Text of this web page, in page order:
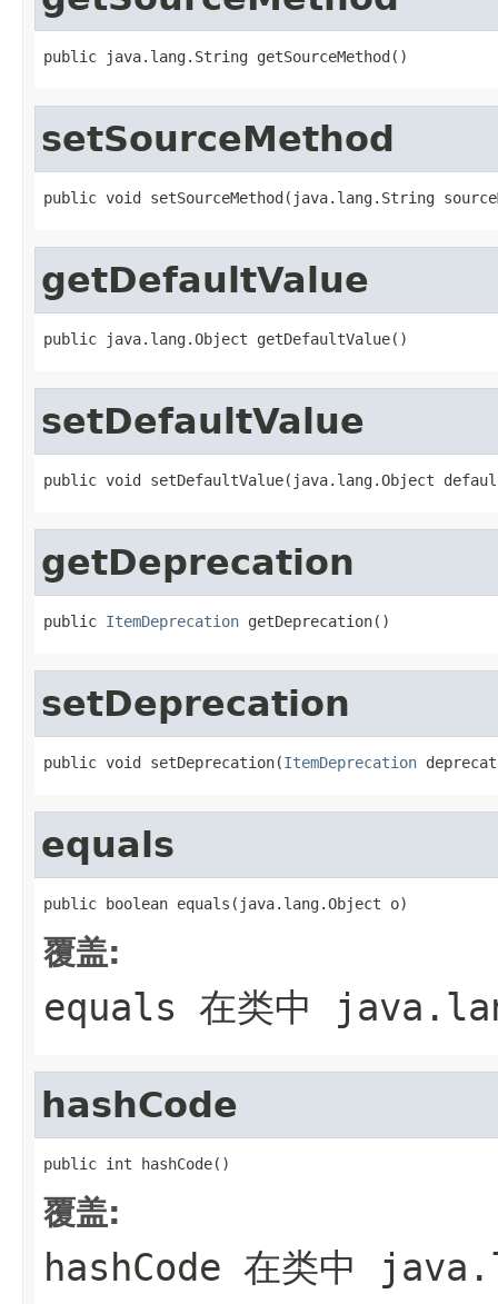
public java.lang.String getSourceMethod()
setSourceMethod
public void setSourceMethod(java.lang.String
getDefaultValue
public java.lang.Object getDefaultValue()
setDefaultValue
public void setDefaultValue(java.lang.Object
getDeprecation
public ItemDeprecation getDeprecation()
setDeprecation
public void setDeprecation(ItemDeprecation
equals
public boolean equals(java.lang.Object o)
覆盖:
equals 在类中
hashCode
public int hashCode()
覆盖:
hashCode 在类中